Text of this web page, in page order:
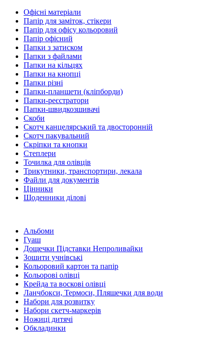
Офісні матеріали
Папір для заміток, стікери
Папір для офісу кольоровий
Папір офісний
Папки з затиском
Папки з файлами
Папки на кільцях
Папки на кнопці
Папки різні
Папки-планшети (кліпборди)
Папки-реєстратори
Папки-швидкозшивачі
Скоби
Скотч канцелярський та двосторонній
Скотч пакувальний
Скріпки та кнопки
Степлери
Точилка для олівців
Трикутники, транспортири, лекала
Файли для документів
Цінники
Щоденники ділові
Альбоми
Гуаш
Дощечки Підставки Непроливайки
Зошити учнівські
Кольоровий картон та папір
Кольорові олівці
Крейда та воскові олівці
Ланчбокси, Термоси, Пляшечки для води
Набори для розвитку
Набори скетч-маркерів
Ножиці дитячі
Обкладинки